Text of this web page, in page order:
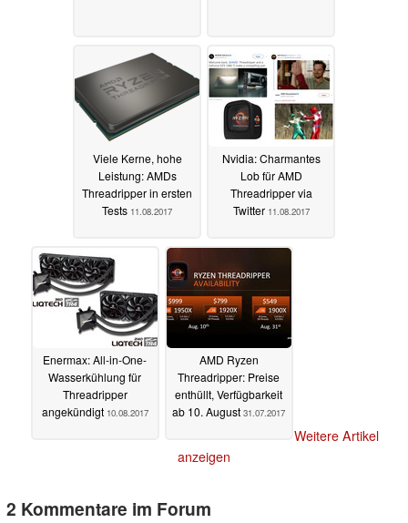
Viele Kerne, hohe
Leistung: AMDs
Threadripper in ersten
Tests 11.08.2017
Nvidia: Charmantes
Lob für AMD
Threadripper via
Twitter 11.08.2017
Enermax: All-in-One-
Wasserkühlung für
Threadripper
angekündigt 10.08.2017
AMD Ryzen
Threadripper: Preise
enthüllt, Verfügbarkeit
ab 10. August 31.07.2017
Weitere Artikel
anzeigen
2 Kommentare im Forum